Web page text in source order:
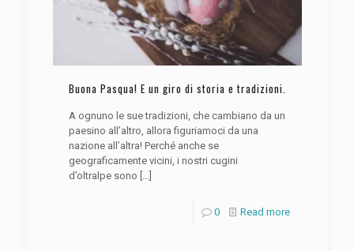
Buona Pasqua! E un giro di storia e tradizioni.
A ognuno le sue tradizioni, che cambiano da un
paesino all’altro, allora figuriamoci da una
nazione all’altra! Perché anche se
geograficamente vicini, i nostri cugini
d’oltralpe sono […]
0 Read more